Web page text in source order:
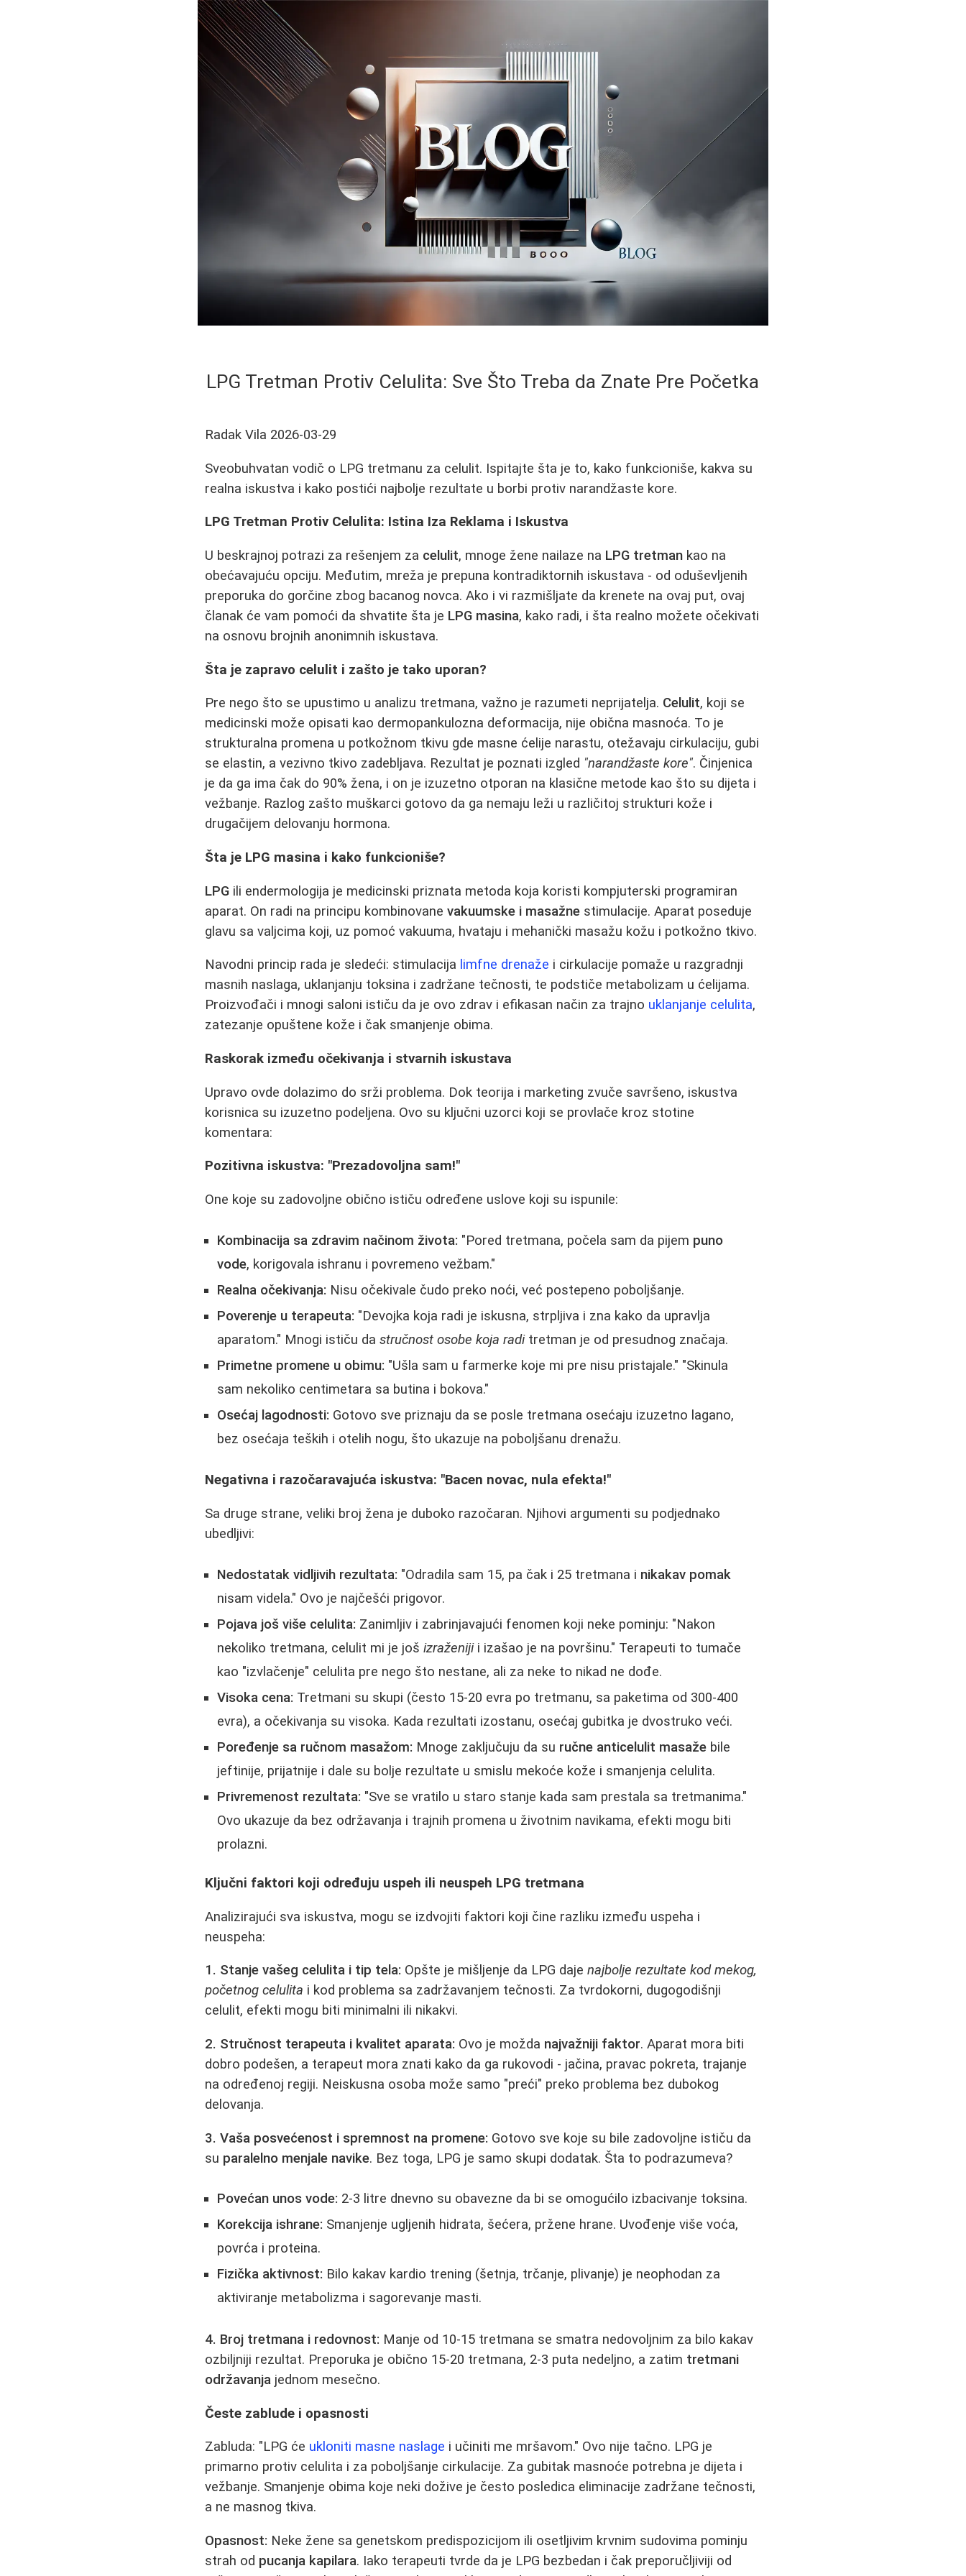
LPG Tretman Protiv Celulita: Sve Što Treba da Znate Pre Početka
Radak Vila 2026-03-29
Sveobuhvatan vodič o LPG tretmanu za celulit. Ispitajte šta je to, kako funkcioniše, kakva su
realna iskustva i kako postići najbolje rezultate u borbi protiv narandžaste kore.
LPG Tretman Protiv Celulita: Istina Iza Reklama i Iskustva
U beskrajnoj potrazi za rešenjem za celulit, mnoge žene nailaze na LPG tretman kao na
obećavajuću opciju. Međutim, mreža je prepuna kontradiktornih iskustava - od oduševljenih
preporuka do gorčine zbog bacanog novca. Ako i vi razmišljate da krenete na ovaj put, ovaj
članak će vam pomoći da shvatite šta je LPG masina, kako radi, i šta realno možete očekivati
na osnovu brojnih anonimnih iskustava.
Šta je zapravo celulit i zašto je tako uporan?
Pre nego što se upustimo u analizu tretmana, važno je razumeti neprijatelja. Celulit, koji se
medicinski može opisati kao dermopankulozna deformacija, nije obična masnoća. To je
strukturalna promena u potkožnom tkivu gde masne ćelije narastu, otežavaju cirkulaciju, gubi
se elastin, a vezivno tkivo zadebljava. Rezultat je poznati izgled "narandžaste kore". Činjenica
je da ga ima čak do 90% žena, i on je izuzetno otporan na klasične metode kao što su dijeta i
vežbanje. Razlog zašto muškarci gotovo da ga nemaju leži u različitoj strukturi kože i
drugačijem delovanju hormona.
Šta je LPG masina i kako funkcioniše?
LPG ili endermologija je medicinski priznata metoda koja koristi kompjuterski programiran
aparat. On radi na principu kombinovanevakuumske i masažne stimulacije. Aparat poseduje
glavu sa valjcima koji, uz pomoć vakuuma, hvataju i mehanički masažu kožu i potkožno tkivo.
Navodni princip rada je sledeći: stimulacija limfne drenaže i cirkulacije pomaže u razgradnji
masnih naslaga, uklanjanju toksina i zadržane tečnosti, te podstiče metabolizam u ćelijama.
Proizvođači i mnogi saloni ističu da je ovo zdrav i efikasan način za trajno uklanjanje celulita,
zatezanje opuštene kože i čak smanjenje obima.
Raskorak između očekivanja i stvarnih iskustava
Upravo ovde dolazimo do srži problema. Dok teorija i marketing zvuče savršeno, iskustva
korisnica su izuzetno podeljena. Ovo su ključni uzorci koji se provlače kroz stotine
komentara:
Pozitivna iskustva: "Prezadovoljna sam!"
One koje su zadovoljne obično ističu određene uslove koji su ispunile:
Kombinacija sa zdravim načinom života: "Pored tretmana, počela sam da pijem puno
vode, korigovala ishranu i povremeno vežbam."
Realna očekivanja: Nisu očekivale čudo preko noći, već postepeno poboljšanje.
Poverenje u terapeuta: "Devojka koja radi je iskusna, strpljiva i zna kako da upravlja
aparatom." Mnogi ističu dastručnost osobe koja raditretman je od presudnog značaja.
Primetne promene u obimu: "Ušla sam u farmerke koje mi pre nisu pristajale." "Skinula
sam nekoliko centimetara sa butina i bokova."
Osećaj lagodnosti: Gotovo sve priznaju da se posle tretmana osećaju izuzetno lagano,
bez osećaja teških i otelih nogu, što ukazuje na poboljšanu drenažu.
Negativna i razočaravajuća iskustva: "Bacen novac, nula efekta!"
Sa druge strane, veliki broj žena je duboko razočaran. Njihovi argumenti su podjednako
ubedljivi:
Nedostatak vidljivih rezultata: "Odradila sam 15, pa čak i 25 tretmana i nikakav pomak
nisam videla." Ovo je najčešći prigovor.
Pojava još više celulita: Zanimljiv i zabrinjavajući fenomen koji neke pominju: "Nakon
nekoliko tretmana, celulit mi je jošizraženijii izašao je na površinu." Terapeuti to tumače
kao "izvlačenje" celulita pre nego što nestane, ali za neke to nikad ne dođe.
Visoka cena: Tretmani su skupi (često 15-20 evra po tretmanu, sa paketima od 300-400
evra), a očekivanja su visoka. Kada rezultati izostanu, osećaj gubitka je dvostruko veći.
Poređenje sa ručnom masažom: Mnoge zaključuju da su ručne anticelulit masaže bile
jeftinije, prijatnije i dale su bolje rezultate u smislu mekoće kože i smanjenja celulita.
Privremenost rezultata: "Sve se vratilo u staro stanje kada sam prestala sa tretmanima."
Ovo ukazuje da bez održavanja i trajnih promena u životnim navikama, efekti mogu biti
prolazni.
Ključni faktori koji određuju uspeh ili neuspeh LPG tretmana
Analizirajući sva iskustva, mogu se izdvojiti faktori koji čine razliku između uspeha i
neuspeha:
1. Stanje vašeg celulita i tip tela: Opšte je mišljenje da LPG dajenajbolje rezultate kod mekog,
početnog celulita i kod problema sa zadržavanjem tečnosti. Za tvrdokorni, dugogodišnji
celulit, efekti mogu biti minimalni ili nikakvi.
2. Stručnost terapeuta i kvalitet aparata: Ovo je možda najvažniji faktor. Aparat mora biti
dobro podešen, a terapeut mora znati kako da ga rukovodi - jačina, pravac pokreta, trajanje
na određenoj regiji. Neiskusna osoba može samo "preći" preko problema bez dubokog
delovanja.
3. Vaša posvećenost i spremnost na promene: Gotovo sve koje su bile zadovoljne ističu da
su paralelno menjale navike. Bez toga, LPG je samo skupi dodatak. Šta to podrazumeva?
Povećan unos vode: 2-3 litre dnevno su obavezne da bi se omogućilo izbacivanje toksina.
Korekcija ishrane: Smanjenje ugljenih hidrata, šećera, pržene hrane. Uvođenje više voća,
povrća i proteina.
Fizička aktivnost: Bilo kakav kardio trening (šetnja, trčanje, plivanje) je neophodan za
aktiviranje metabolizma i sagorevanje masti.
4. Broj tretmana i redovnost: Manje od 10-15 tretmana se smatra nedovoljnim za bilo kakav
ozbiljniji rezultat. Preporuka je obično 15-20 tretmana, 2-3 puta nedeljno, a zatim tretmani
održavanja jednom mesečno.
Česte zablude i opasnosti
Zabluda: "LPG će ukloniti masne naslage i učiniti me mršavom." Ovo nije tačno. LPG je
primarno protiv celulita i za poboljšanje cirkulacije. Za gubitak masnoće potrebna je dijeta i
vežbanje. Smanjenje obima koje neki dožive je često posledica eliminacije zadržane tečnosti,
a ne masnog tkiva.
Opasnost: Neke žene sa genetskom predispozicijom ili osetljivim krvnim sudovima pominju
strah od pucanja kapilara. Iako terapeuti tvrde da je LPG bezbedan i čak preporučljiviji od